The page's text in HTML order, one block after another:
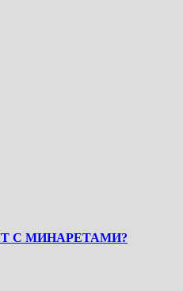
С МИНАРЕТАМИ?